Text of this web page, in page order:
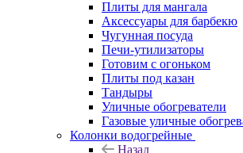
Плиты для мангала
Аксессуары для барбекю
Чугунная посуда
Печи-утилизаторы
Готовим с огоньком
Плиты под казан
Тандыры
Уличные обогреватели
Газовые уличные
Колонки водогрейные
Назад